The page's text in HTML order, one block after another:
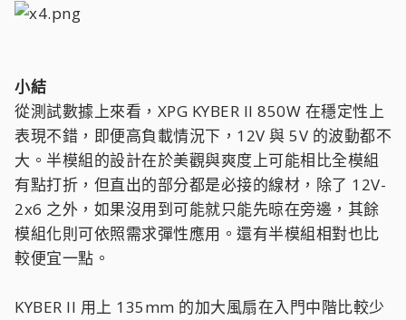
小結
從測試數據上來看，XPG KYBER II 850W 在穩定性上
表現不錯，即便高負載情況下，12V 與 5V 的波動都不
大。半模組的設計在於美觀與爽度上可能相比全模組
有點打折，但直出的部分都是必接的線材，除了 12V-
2x6 之外，如果沒用到可能就只能先晾在旁邊，其餘
模組化則可依照需求彈性應用。還有半模組相對也比
較便宜一點。
KYBER II 用上 135mm 的加大風扇在入門中階比較少